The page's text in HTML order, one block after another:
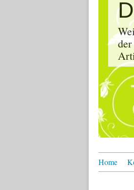
Home